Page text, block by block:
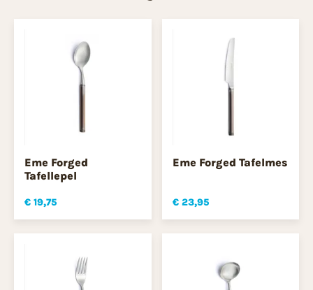
Eme Forged
Tafellepel
€ 19,75
Eme Forged Tafelmes
€ 23,95